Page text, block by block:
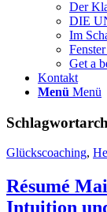
Der
DIE
Im
Get a
Kontakt
Menü Menü
Glückscoaching,
Résumé
Intuition